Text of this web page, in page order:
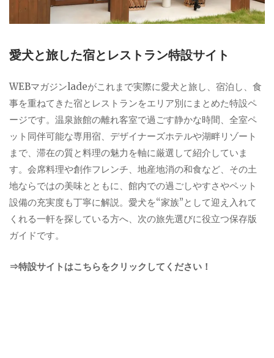
愛犬と旅した宿とレストラン特設サイト
WEBマガジンladeがこれまで実際に愛犬と旅し、宿泊し、食
事を重ねてきた宿とレストランをエリア別にまとめた特設ペ
ージです。温泉旅館の離れ客室で過ごす静かな時間、全室ペ
ット同伴可能な専用宿、デザイナーズホテルや湖畔リゾート
まで、滞在の質と料理の魅力を軸に厳選して紹介していま
す。会席料理や創作フレンチ、地産地消の和食など、その土
地ならではの美味とともに、館内での過ごしやすさやペット
設備の充実度も丁寧に解説。愛犬を“家族”として迎え入れて
くれる一軒を探している方へ、次の旅先選びに役立つ保存版
ガイドです。
⇒特設サイトはこちらをクリックしてください！